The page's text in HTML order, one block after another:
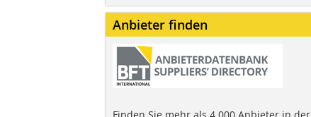
Anbieter finden